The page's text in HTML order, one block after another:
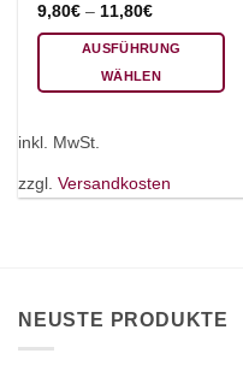
9,80€ –11,80€
AUSFÜHRUNG
WÄHLEN
mehrere
auf
inkl. MwSt.
zzgl. Versandkosten
NEUSTE PRODUKTE